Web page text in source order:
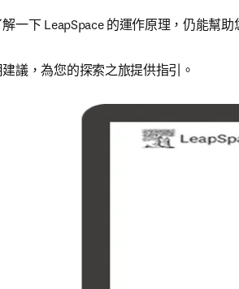
一下 LeapSpace 的運作原理，仍能幫
議，為您的探索之旅提供指引。